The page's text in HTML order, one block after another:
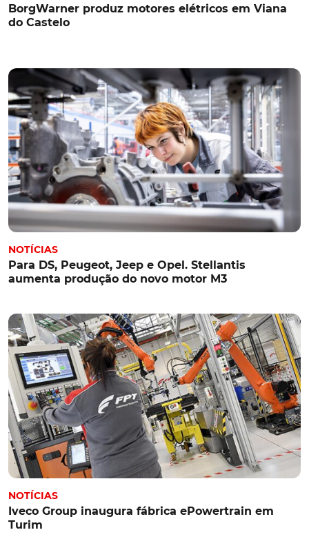
BorgWarner produz motores elétricos em Viana
do Castelo
NOTÍCIAS
Para DS, Peugeot, Jeep e Opel. Stellantis
aumenta produção do novo motor M3
NOTÍCIAS
Iveco Group inaugura fábrica ePowertrain em
Turim